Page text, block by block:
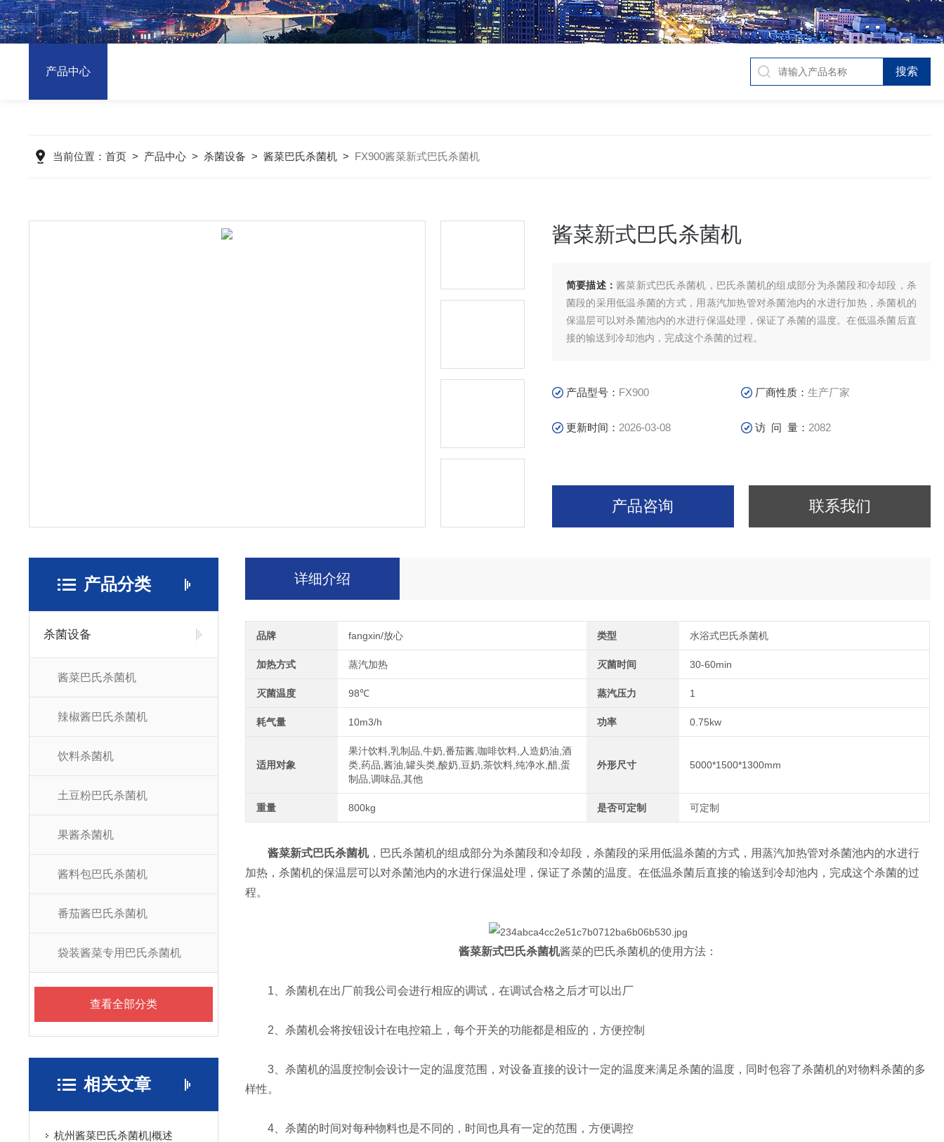
产品中心
当前位置： 首页> 产品中心> 杀菌设备 > 酱菜巴氏杀菌机> FX900酱菜新式巴氏杀菌机
酱菜新式巴氏杀菌机
简要描述：酱菜新式巴氏杀菌机，巴氏杀菌机的组成部分为杀菌段和冷却段，杀
菌段的采用低温杀菌的方式，用蒸汽加热管对杀菌池内的水进行加热，杀菌机的
保温层可以对杀菌池内的水进行保温处理，保证了杀菌的温度。在低温杀菌后直
接的输送到冷却池内，完成这个杀菌的过程。
产品型号： FX900 厂商性质：生产厂家
更新时间： 2026-03-08 访 问 量： 2082
产品咨询 联系我们
产品分类
杀菌设备
酱菜巴氏杀菌机
辣椒酱巴氏杀菌机
饮料杀菌机
土豆粉巴氏杀菌机
果酱杀菌机
酱料包巴氏杀菌机
番茄酱巴氏杀菌机
袋装酱菜专用巴氏杀菌机
查看全部分类
相关文章
杭州酱菜巴氏杀菌机|概述
详细介绍
品牌 fangxin/放心 类型 水浴式巴氏杀菌机
加热方式 蒸汽加热 灭菌时间 30-60min
灭菌温度 98℃ 蒸汽压力 1
耗气量 10m3/h 功率 0.75kw
适用对象
果汁饮料,乳制品,牛奶,番茄酱,咖啡饮料,人造奶油,酒
类,药品,酱油,罐头类,酸奶,豆奶,茶饮料,纯净水,醋,蛋
制品,调味品,其他
外形尺寸 5000*1500*1300mm
重量 800kg 是否可定制 可定制
酱菜新式巴氏杀菌机，巴氏杀菌机的组成部分为杀菌段和冷却段，杀菌段的采用低温杀菌的方式，用蒸汽加热管对杀菌池内的水进行
加热，杀菌机的保温层可以对杀菌池内的水进行保温处理，保证了杀菌的温度。在低温杀菌后直接的输送到冷却池内，完成这个杀菌的过
程。
酱菜新式巴氏杀菌机酱菜的巴氏杀菌机的使用方法：
1、杀菌机在出厂前我公司会进行相应的调试，在调试合格之后才可以出厂
2、杀菌机会将按钮设计在电控箱上，每个开关的功能都是相应的，方便控制
3、杀菌机的温度控制会设计一定的温度范围，对设备直接的设计一定的温度来满足杀菌的温度，同时包容了杀菌机的对物料杀菌的多
样性。
4、杀菌的时间对每种物料也是不同的，时间也具有一定的范围，方便调控